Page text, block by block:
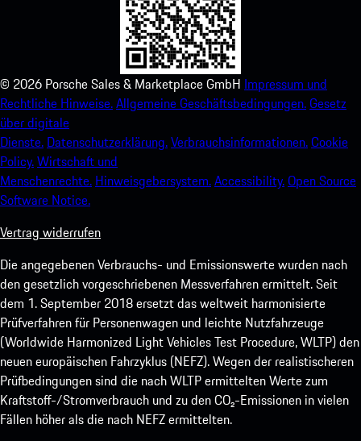
© 2026 Porsche Sales & Marketplace GmbH Impressum und
Rechtliche Hinweise.Allgemeine Geschäftsbedingungen.Gesetz
über digitale
Dienste. Datenschutzerklärung.Verbrauchsinformationen.Cookie
Policy.Wirtschaft und
Menschenrechte. Hinweisgebersystem.Accessibility.Open Source
Software Notice.
Vertrag widerrufen
Die angegebenen Verbrauchs- und Emissionswerte wurden nach
den gesetzlich vorgeschriebenen Messverfahren ermittelt. Seit
dem 1. September 2018 ersetzt das weltweit harmonisierte
Prüfverfahren für Personenwagen und leichte Nutzfahrzeuge
(Worldwide Harmonized Light Vehicles Test Procedure, WLTP) den
neuen europäischen Fahrzyklus (NEFZ). Wegen der realistischeren
Prüfbedingungen sind die nach WLTP ermittelten Werte zum
Kraftstoff-/Stromverbrauch und zu den CO₂-Emissionen in vielen
Fällen höher als die nach NEFZ ermittelten.